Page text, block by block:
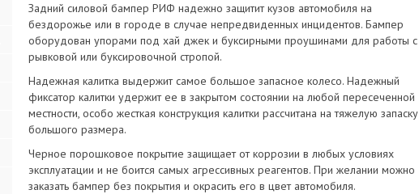
Задний силовой бампер РИФ надежно защитит кузов автомобиля на
бездорожье или в городе в случае непредвиденных инцидентов. Бампер
оборудован упорами под хай джек и буксирными проушинами для работы с
рывковой или буксировочной стропой.
Надежная калитка выдержит самое большое запасное колесо. Надежный
фиксатор калитки удержит ее в закрытом состоянии на любой пересеченной
местности, особо жесткая конструкция калитки рассчитана на тяжелую запаску
большого размера.
Черное порошковое покрытие защищает от коррозии в любых условиях
эксплуатации и не боится самых агрессивных реагентов. При желании можно
заказать бампер без покрытия и окрасить его в цвет автомобиля.